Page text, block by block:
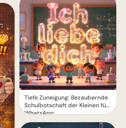
Tiefe Zuneigung: Bezaubernde
Schulbotschaft der Kleinen für
WhatsApp